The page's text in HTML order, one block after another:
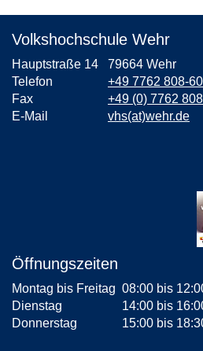
Volkshochschule Wehr
Hauptstraße 14 79664 Wehr
Telefon
+49 7762 808-
Fax
+49 (0) 7762
E-Mail
vhs(at)wehr.de
Öffnungszeiten
Montag bis Freitag 08:00 bis
Dienstag
14:00 bis
Donnerstag
15:00 bis